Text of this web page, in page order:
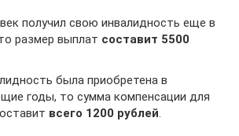
получил свою инвалидность еще в
размер выплат составит 5500
была приобретена в
годы, то сумма компенсации для
всего 1200 рублей.